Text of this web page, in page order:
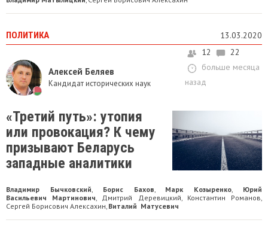
ПОЛИТИКА 13.03.2020
Алексей Беляев
Кандидат исторических наук
12
22
больше месяца
назад
«Третий путь»: утопия
или провокация? К чему
призывают Беларусь
западные аналитики
Владимир Бычковский, Борис Бахов, Марк Козыренко, Юрий
Васильевич Мартинович, Дмитрий Деревицкий, Константин Романов,
Сергей Борисович Алексахин, Виталий Матусевич